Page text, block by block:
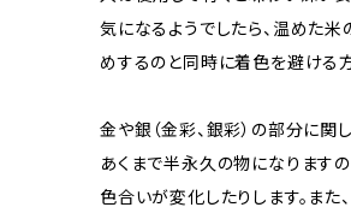
気になるようでしたら、温めた
めするのと同時に着色を避ける
金や銀（金彩、銀彩）の部分に関
あくまで半永久の物になります
色合いが変化したりします。ま